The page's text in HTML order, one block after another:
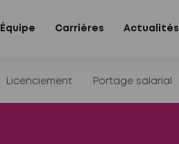
Équipe Carrières Actualités
Licenciement Portage salarial